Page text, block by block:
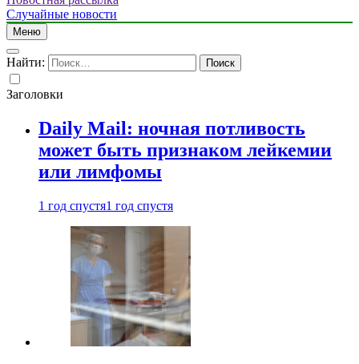
Случайные новости
Меню
Найти:
Заголовки
Daily Mail: ночная потливость
может быть признаком лейкемии
или лимфомы
1 год спустя1 год спустя